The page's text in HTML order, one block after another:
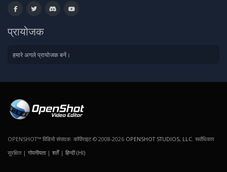
प्रायोजक
हमारे अगले प्रायोजक बनें।
OPENSHOT™ विडियो संपादक. कॉपीराइट © 2008-2026 OPENSHOT STUDIOS, LLC . सर्वाधिकार
सुरक्षित | गोपनीयता| शर्तें| हिन्दी (HI)